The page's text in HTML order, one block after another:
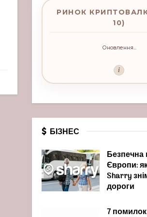
РИНОК
10)
Оновлення...
i
БІЗНЕС
Безпечна
Європи:
Sharry
дороги
7